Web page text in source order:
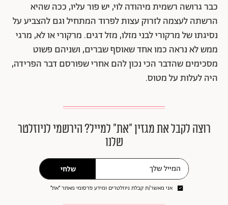
כבר גרושה רשמית מיהודה לוי, יש פור עליו, ככה שהיא
הרשתה לעצמה לזרוק עצות לפרוד המתחיל וגם להצביע על
נסיגתו של מרקורי לבני מזלו, מזל דגים. מרקורי או לא, מרגי
ממש לא נראה כמו אחד שאוסף שברים, ושניהם פשוט
מסכימים שהדבר הכי נכון להם אחרי שפורסם דבר הפרידה,
היה לעלות על מטוס.
רוצה לקבל את מגזין ״את״ למייל? הירשמי לניוזלטר
שלנו
שלחי
אני מאשר/ת קבלת ניוזלטרים ומידע פרסומי מאתר ״את״